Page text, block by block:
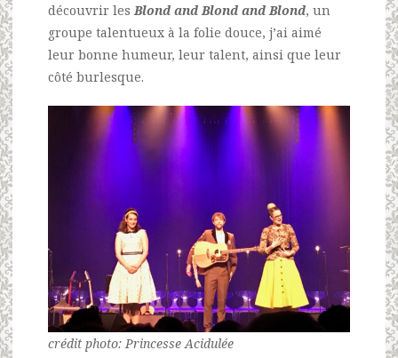
découvrir lesBlond and Blond and Blond, un
groupe talentueux à la folie douce, j’ai aimé
leur bonne humeur, leur talent, ainsi que leur
côté burlesque.
crédit photo: Princesse Acidulée